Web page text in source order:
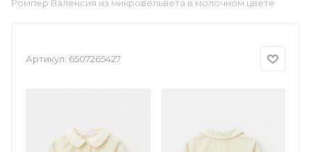
Ромпер Валенсия из микровельвета в молочном цвете
Артикул: 6507265427